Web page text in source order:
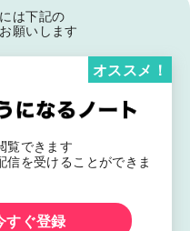
は下記の
願いします
覧できます
を受けることができま
オススメ！
すぐ登録